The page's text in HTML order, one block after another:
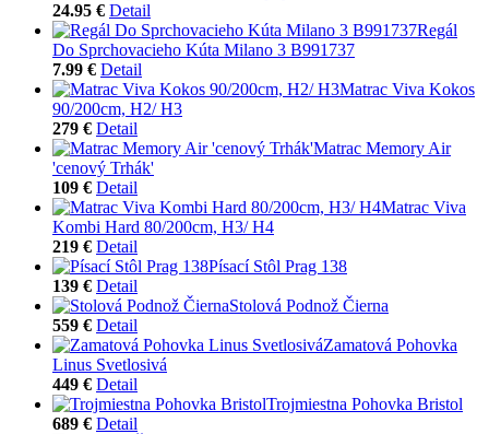
24.95 € Detail
Regál
Do Sprchovacieho Kúta Milano 3 B991737
7.99 € Detail
Matrac Viva Kokos
90/200cm, H2/ H3
279 € Detail
Matrac Memory Air
'cenový Trhák'
109 € Detail
Matrac Viva
Kombi Hard 80/200cm, H3/ H4
219 € Detail
Písací Stôl Prag 138
139 € Detail
Stolová Podnož Čierna
559 € Detail
Zamatová Pohovka
Linus Svetlosivá
449 € Detail
Trojmiestna Pohovka Bristol
689 € Detail